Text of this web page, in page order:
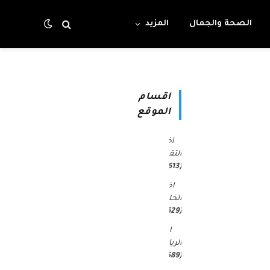
الصحة والجمال المزيد
اقسام
الموقع
اخبار
التقنية
(4٬613)
اخبار
الخليج
(30٬629)
اخبار
الرياضة
(45٬589)